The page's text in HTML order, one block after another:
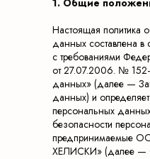
1. Общие
Настоящая политика
данных составлена в
с требованиями
от 27.07.2006. №
данных» (далее —
данных) и
персональных
безопасности
предпринимаемые
ХЕЛИСКИ» (далее —